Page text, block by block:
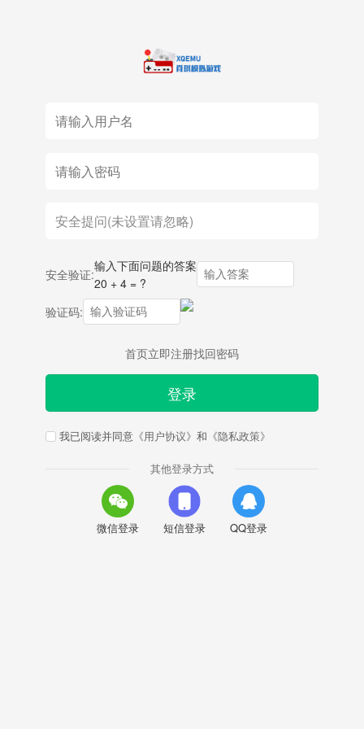
安全验证:
输入下面问题的答案
20 + 4 = ?
验证码:
首页立即注册找回密码
登录
我已阅读并同意 《用户协议》 和 《隐私政策》
其他登录方式
微信登录 短信登录 QQ登录